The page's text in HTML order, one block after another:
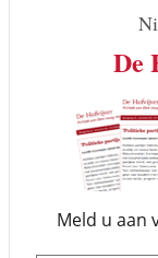
De
Meld u aan